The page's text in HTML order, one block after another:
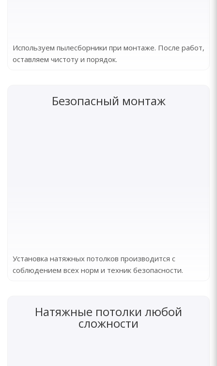
Используем пылесборники при монтаже. После работ,
оставляем чистоту и порядок.
Безопасный монтаж
Установка натяжных потолков производится с
соблюдением всех норм и техник безопасности.
Натяжные потолки любой
сложности